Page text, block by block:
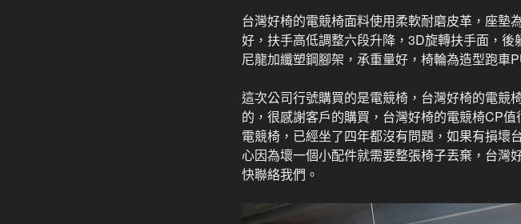
台灣好椅的電競椅面料使用柔軟耐磨皮革，座墊
好，扶手高低調整六段升降，3D旋轉扶手面，
尼龍加纖塑鋼腳架，承重量好，椅輪為造型跑車
這次公司行號購買的是電競椅，台灣好椅的電競
的，很感謝客戶的購買，台灣好椅的電競椅CP
電競椅，已經坐了四年都沒有問題，如果有損壞
心因為壞一個小配件就需要整張椅子丟棄，台灣
快聯絡我們。